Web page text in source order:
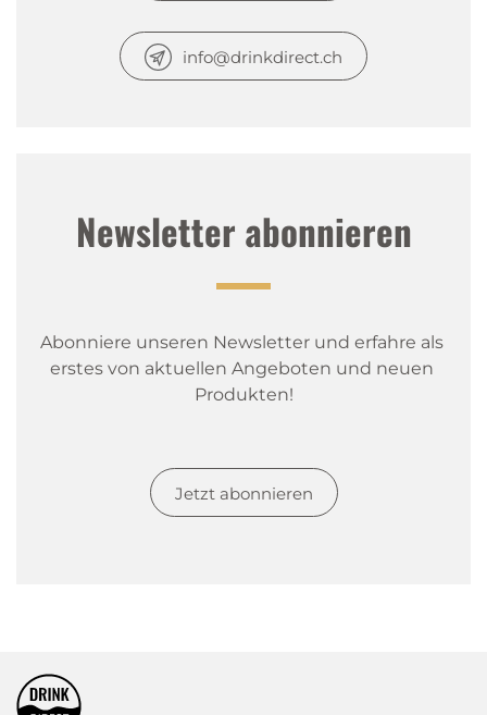
info@drinkdirect.ch
Newsletter abonnieren
Abonniere unseren Newsletter und erfahre als
erstes von aktuellen Angeboten und neuen
Produkten!
Jetzt abonnieren